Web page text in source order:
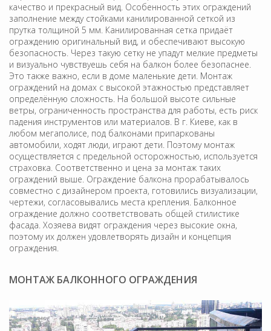
качество и прекрасный вид. Особенность этих ограждений
заполнение между стойками канилированной сеткой из
прутка толщиной 5 мм. Канилированная сетка придаёт
ограждению оригинальный вид, и обеспечивают высокую
безопасность. Через такую сетку не упадут мелкие предметы
и визуально чувствуешь себя на балкон более безопаснее.
Это также важно, если в доме маленькие дети. Монтаж
ограждений на домах с высокой этажностью представляет
определённую сложность. На большой высоте сильные
ветры, ограниченность пространства для работы, есть риск
падения инструментов или материалов. В г. Киеве, как в
любом мегаполисе, под балконами припаркованы
автомобили, ходят люди, играют дети. Поэтому монтаж
осуществляется с предельной осторожностью, используется
страховка. Соответственно и цена за монтаж таких
ограждений выше. Ограждение балкона прорабатывалось
совместно с дизайнером проекта, готовились визуализации,
чертежи, согласовывались места крепления. Балконное
ограждение должно соответствовать общей стилистике
фасада. Хозяева видят ограждения через высокие окна,
поэтому их должен удовлетворять дизайн и концепция
ограждения.
МОНТАЖ БАЛКОННОГО ОГРАЖДЕНИЯ